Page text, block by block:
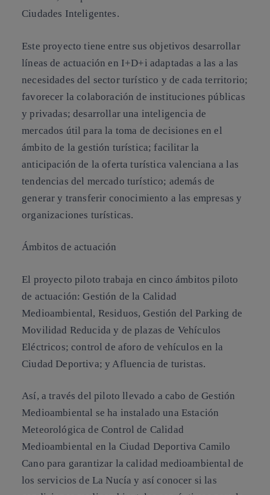
Ciudades Inteligentes.
Este proyecto tiene entre sus objetivos desarrollar
líneas de actuación en I+D+i adaptadas a las a las
necesidades del sector turístico y de cada territorio;
favorecer la colaboración de instituciones públicas
y privadas; desarrollar una inteligencia de
mercados útil para la toma de decisiones en el
ámbito de la gestión turística; facilitar la
anticipación de la oferta turística valenciana a las
tendencias del mercado turístico; además de
generar y transferir conocimiento a las empresas y
organizaciones turísticas.
Ámbitos de actuación
El proyecto piloto trabaja en cinco ámbitos piloto
de actuación: Gestión de la Calidad
Medioambiental, Residuos, Gestión del Parking de
Movilidad Reducida y de plazas de Vehículos
Eléctricos; control de aforo de vehículos en la
Ciudad Deportiva; y Afluencia de turistas.
Así, a través del piloto llevado a cabo de Gestión
Medioambiental se ha instalado una Estación
Meteorológica de Control de Calidad
Medioambiental en la Ciudad Deportiva Camilo
Cano para garantizar la calidad medioambiental de
los servicios de La Nucía y así conocer si las